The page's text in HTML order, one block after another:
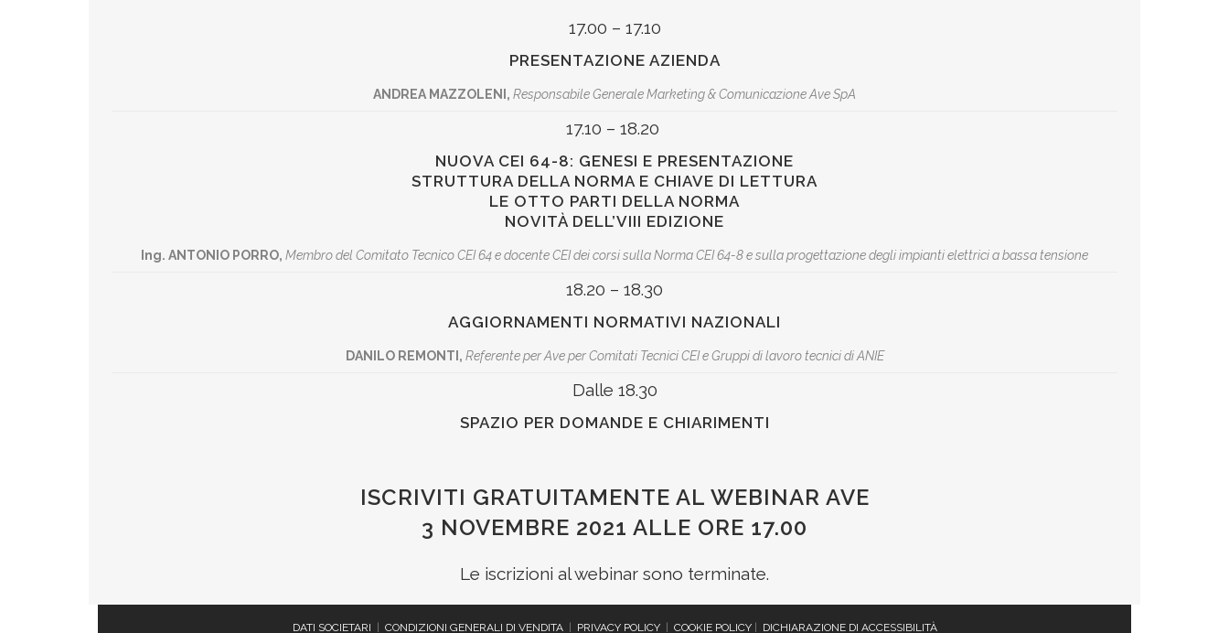
17.00 – 17.10
PRESENTAZIONE AZIENDA
ANDREA MAZZOLENI, Responsabile Generale Marketing & Comunicazione Ave SpA
17.10 – 18.20
NUOVA CEI 64-8: GENESI E PRESENTAZIONE
STRUTTURA DELLA NORMA E CHIAVE DI LETTURA
LE OTTO PARTI DELLA NORMA
NOVITÀ DELL’VIII EDIZIONE
Ing. ANTONIO PORRO, Membro del Comitato Tecnico CEI 64 e docente CEI dei corsi sulla Norma CEI 64-8 e sulla progettazione degli impianti elettrici a bassa tensione
18.20 – 18.30
AGGIORNAMENTI NORMATIVI NAZIONALI
DANILO REMONTI, Referente per Ave per Comitati Tecnici CEI e Gruppi di lavoro tecnici di ANIE
Dalle 18.30
SPAZIO PER DOMANDE E CHIARIMENTI
ISCRIVITI GRATUITAMENTE AL WEBINAR AVE
3 NOVEMBRE 2021 ALLE ORE 17.00
Le iscrizioni al webinar sono terminate.
DATI SOCIETARI CONDIZIONI GENERALI DI VENDITA| PRIVACY POLICY| COOKIE POLICY| DICHIARAZIONE DI ACCESSIBILITÀ